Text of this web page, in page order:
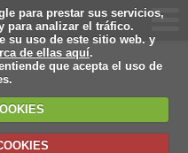
para prestar sus servicios,
para analizar el tráfico.
su uso de este sitio web. y
de ellas aquí.
que acepta el uso de